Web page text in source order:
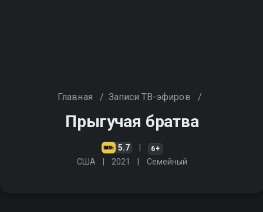
Главная / Записи ТВ-эфиров /
Прыгучая братва
5.7 6+
США 2021 Cемейный